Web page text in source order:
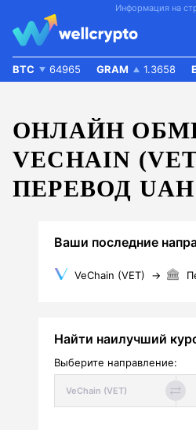
Информация на
BTC 64965 GRAM 1.3658
ОНЛАЙН
VECHAIN
ПЕРЕВОД UAH
Ваши последние
VeChain (VET) →
Найти наилучший
Выберите направление: